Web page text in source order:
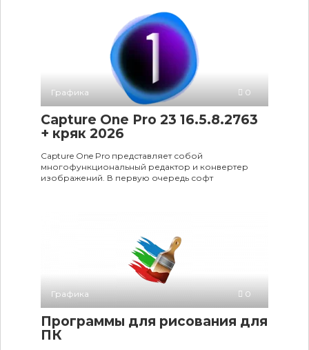
Графика 0
Capture One Pro 23 16.5.8.2763
+ кряк 2026
Capture One Pro представляет собой
многофункциональный редактор и конвертер
изображений. В первую очередь софт
Графика 0
Программы для рисования для
ПК